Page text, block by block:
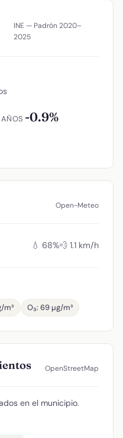
INE — Padrón 2020–
2025
-0.9%
Open-Meteo
💧 68%💨 1.1 km/h
m³ O₃: 69 µg/m³
OpenStreetMap
en el municipio.